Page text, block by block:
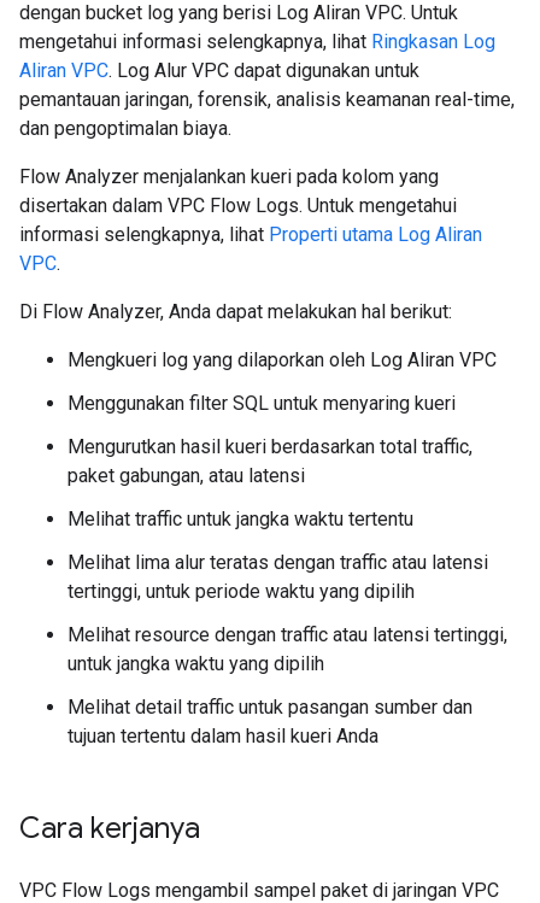
dengan bucket log yang berisi Log Aliran VPC. Untuk
mengetahui informasi selengkapnya, lihat Ringkasan Log
Aliran VPC. Log Alur VPC dapat digunakan untuk
pemantauan jaringan, forensik, analisis keamanan real-time,
dan pengoptimalan biaya.
Flow Analyzer menjalankan kueri pada kolom yang
disertakan dalam VPC Flow Logs. Untuk mengetahui
informasi selengkapnya, lihat Properti utama Log Aliran
VPC.
Di Flow Analyzer, Anda dapat melakukan hal berikut:
Mengkueri log yang dilaporkan oleh Log Aliran VPC
Menggunakan filter SQL untuk menyaring kueri
Mengurutkan hasil kueri berdasarkan total traffic,
paket gabungan, atau latensi
Melihat traffic untuk jangka waktu tertentu
Melihat lima alur teratas dengan traffic atau latensi
tertinggi, untuk periode waktu yang dipilih
Melihat resource dengan traffic atau latensi tertinggi,
untuk jangka waktu yang dipilih
Melihat detail traffic untuk pasangan sumber dan
tujuan tertentu dalam hasil kueri Anda
Cara kerjanya
VPC Flow Logs mengambil sampel paket di jaringan VPC